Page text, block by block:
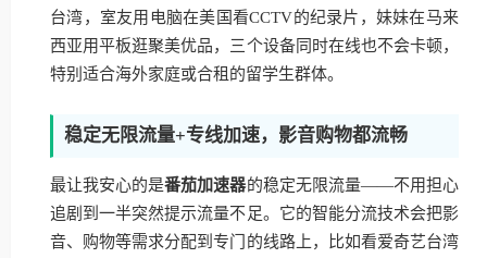
台湾，室友用电脑在美国看CCTV的纪录片，妹妹在马来
西亚用平板逛聚美优品，三个设备同时在线也不会卡顿，
特别适合海外家庭或合租的留学生群体。
稳定无限流量+专线加速，影音购物都流畅
最让我安心的是番茄加速器的稳定无限流量——不用担心
追剧到一半突然提示流量不足。它的智能分流技术会把影
音、购物等需求分配到专门的线路上，比如看爱奇艺台湾